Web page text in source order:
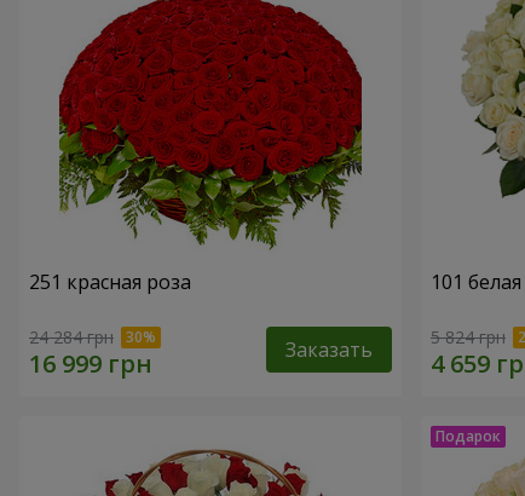
251 красная роза
24 284 грн Заказать
101
5 824 грн